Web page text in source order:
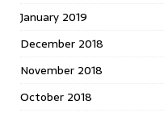
January 2019
December 2018
November 2018
October 2018